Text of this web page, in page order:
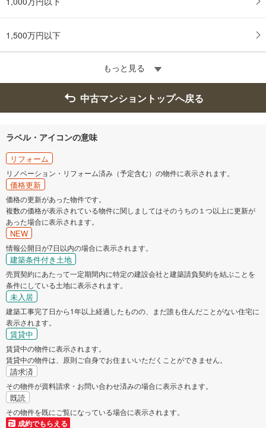
1,500万円以下
もっと見る
中古マンショントップへ戻る
ラベル・アイコンの意味
リフォーム
リノベーション・リフォーム済み（予定含む）の物件に表示されます。
価格更新
価格の更新があった物件です。
複数の価格が表示されている物件に関しましてはそのうちの１つ以上に更新が
あった場合に表示されます。
NEW
情報公開日が7日以内の場合に表示されます。
建築条件付き土地
売買契約にあたって一定期間内に特定の建設会社と建築請負契約を結ぶことを
条件にしている土地に表示されます。
未入居
建築工事完了日から1年以上経過したものの、まだ誰も住んだことがない住宅に
表示されます。
賃貸中
賃貸中の物件に表示されます。
賃貸中の物件は、原則ご自身でお住まいいただくことができません。
請求済
その物件が資料請求・お問い合わせ済みの場合に表示されます。
既読
その物件を既にご覧になっている場合に表示されます。
成約でもらえる